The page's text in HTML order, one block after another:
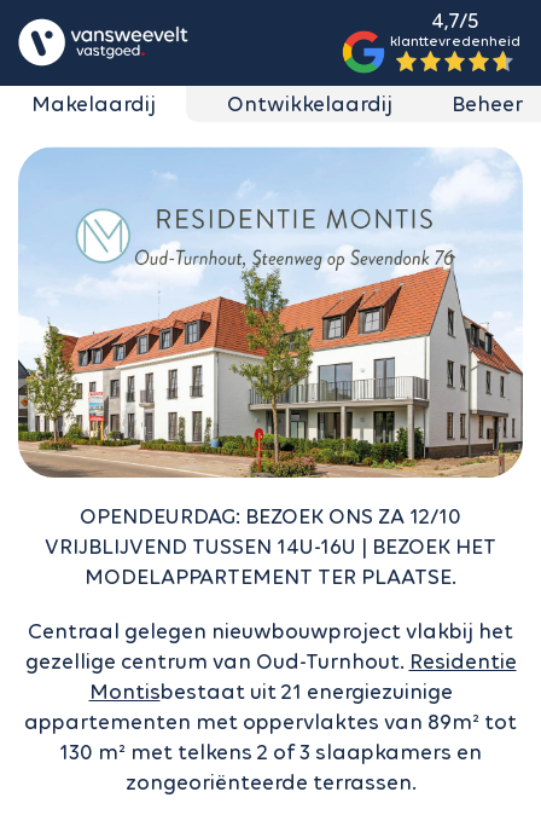
4,7/5
klanttevredenheid
Makelaardij Ontwikkelaardij Beheer
OPENDEURDAG: BEZOEK ONS ZA 12/10
VRIJBLIJVEND TUSSEN 14U-16U | BEZOEK HET
MODELAPPARTEMENT TER PLAATSE.
Centraal gelegen nieuwbouwproject vlakbij het
gezellige centrum van Oud-Turnhout. Residentie
Montisbestaat uit 21 energiezuinige
appartementen met oppervlaktes van 89m² tot
130 m² met telkens 2 of 3 slaapkamers en
zongeoriënteerde terrassen.